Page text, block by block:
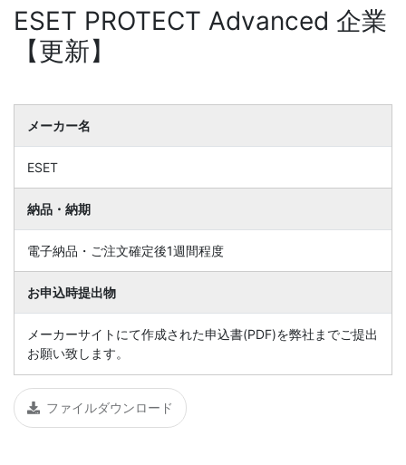
ESET PROTECT Advanced 企業
【更新】
メーカー名
ESET
納品・納期
電子納品・ご注文確定後1週間程度
お申込時提出物
メーカーサイトにて作成された申込書(PDF)を弊社までご提出
お願い致します。
ファイルダウンロード